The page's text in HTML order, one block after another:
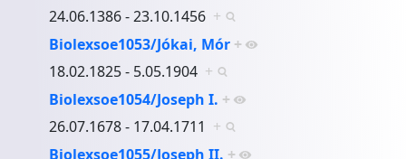
24.06.1386 - 23.10.1456 +
Biolexsoe1053/Jókai, Mór +
18.02.1825 - 5.05.1904 +
Biolexsoe1054/Joseph I. +
26.07.1678 - 17.04.1711 +
Biolexsoe1055/Joseph II. +